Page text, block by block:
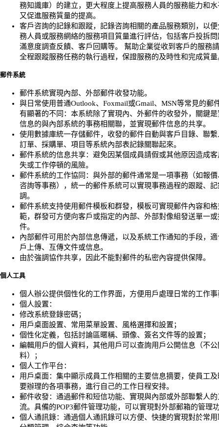
務知識庫）的建立，更大程度上提高服務人員的服務能力和
又促進服務質量的提高。
客戶咨詢的記錄和跟蹤，記錄咨詢相關的產品服務類別，以
務人員或服務網絡的服務項目質量進行評估，包括客戶投拆
滿意度調查反饋、客戶回購等。 幫助企業從收到客戶的服務
全程跟蹤服務任務的執行過程，保證服務的及時性和完成質量
郵件系統
郵件系統實現內部、外部郵件收發功能。
與日常使用普通Outlook、Foxmail或Gmail、MSN等常見的郵
有顯著的不同：本系統除了實現內、外郵件的收發外，關鍵
信息的與內部系統的事務相關聯，並實現郵件信息的共享。
使用數據庫統一存儲郵件，收發的郵件自動與客戶目錄、聯
訂單、採購單、項目等系統內部表記錄關聯起來。
郵件系統的信息共享：避免因某個成員請假或其他原因造成
失或工作停頓的風險。
郵件系統的工作協同：與外部的郵件通常是一項事務（如報
咨詢等事務），統一的郵件系統可以實現事務過程的跟蹤、
調。
郵件系統支持使用郵件模板和群發，模板可實現郵件內容和
範，群發可方便向客戶或指定的內部、外部對像組發送單一
件。
內部郵件可用於內部信息傳遞，以及系統工作通知的手段，
戶上傳、互傳文件或信息。
由於強調協作共享，因此不能對郵件的私密內容提供保障。
個人工具
個人辦公提供個性化的工作界面，方便用戶處理日常的工作事
個人設置：
修改系統登錄密碼；
用戶桌面設置、常用菜單設置、風格選擇和設置；
個性化定義，包括討論區暱稱、頭像、簽名文件等的設置；
編輯用戶的個人資料，其他用戶可以查詢用戶公開信息（不
料）；
個人工作平台：
用戶桌面：集中顯示成員工作相關的主要信息摘要，使員工
要辦理的各項事務，進行自己的工作日程安排。
郵件收發：通過郵件和短信功能、實現與內部或外部聯繫人
流。具備的POP3郵件管理功能，可以實現對外部郵箱的管理
個人通訊錄：通過個人通訊錄可以方便、快捷的實現對於常